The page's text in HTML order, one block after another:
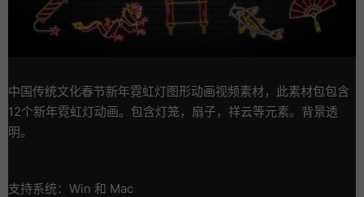
中国传统文化春节新年霓虹灯图形动画视频素材，此素材包包含
12个新年霓虹灯动画。包含灯笼，扇子，祥云等元素。背景透
明。
支持系统：Win 和 Mac